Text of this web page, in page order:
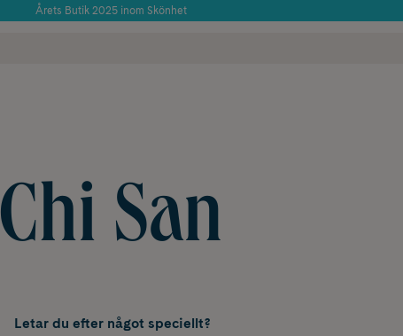
Årets Butik 2025 inom Skönhet
Använd kod: SOMMAR20 för 20% över 649kr
Chi San
Letar du efter något speciellt?